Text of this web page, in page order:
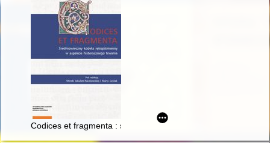
Codices et fragmenta : średniowieczny kodeks